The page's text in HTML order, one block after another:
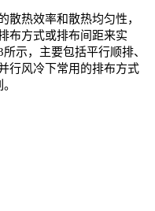
散热效率和散热均匀性，
布方式或排布间距来实
示，主要包括平行顺排、
行风冷下常用的排布方式